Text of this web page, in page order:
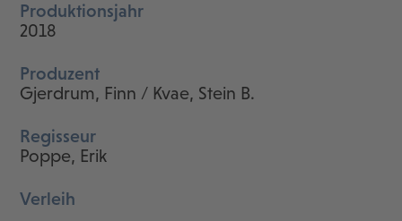
Produktionsjahr
2018
Produzent
Gjerdrum, Finn / Kvae, Stein B.
Regisseur
Poppe, Erik
Verleih